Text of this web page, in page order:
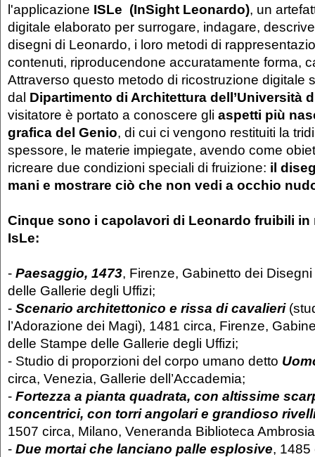
l'applicazione ISLe (InSight Leonardo), un
digitale elaborato per surrogare, indagare,
disegni di Leonardo, i loro metodi di
contenuti, riproducendone accuratamente forma,
Attraverso questo metodo di ricostruzione digitale
dal Dipartimento di Architettura dell’Università
visitatore è portato a conoscere gli aspetti più
grafica del Genio, di cui ci vengono restituiti la
spessore, le materie impiegate, avendo come
ricreare due condizioni speciali di fruizione: il
mani e mostrare ciò che non vedi a occhio
Cinque sono i capolavori di Leonardo fruibili in
IsLe:
- Paesaggio, 1473, Firenze, Gabinetto dei
delle Gallerie degli Uffizi;
- Scenario architettonico e rissa di cavalieri
l’Adorazione dei Magi), 1481 circa, Firenze,
delle Stampe delle Gallerie degli Uffizi;
- Studio di proporzioni del corpo umano detto
circa, Venezia, Gallerie dell’Accademia;
- Fortezza a pianta quadrata, con altissime
concentrici, con torri angolari e grandioso
1507 circa, Milano, Veneranda Biblioteca
- Due mortai che lanciano palle esplosive, 1485